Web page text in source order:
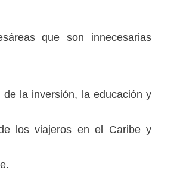
que son innecesarias
la inversión, la educación y
los viajeros en el Caribe y